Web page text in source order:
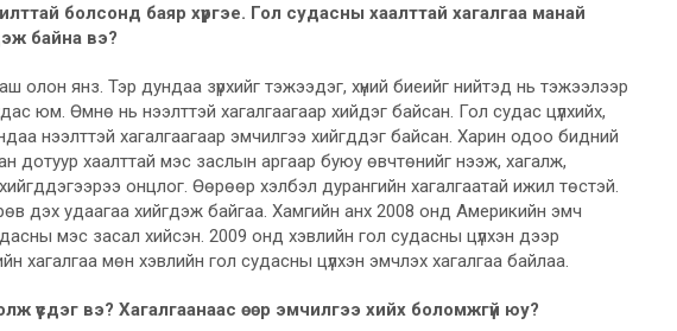
болсонд баяр хүргэе. Гол судасны хаалттай хагалгаа манай
байна вэ?
олон янз. Тэр дундаа зүрхийг тэжээдэг, хүний биеийг нийтэд нь тэжээлээр
юм. Өмнө нь нээлттэй хагалгаагаар хийдэг байсан. Гол судас цүлхийх,
нээлттэй хагалгаагаар эмчилгээ хийгддэг байсан. Харин одоо бидний
дотуур хаалттай мэс заслын аргаар буюу өвчтөнийг нээж, хагалж,
онцлог. Өөрөөр хэлбэл дурангийн хагалгаатай ижил төстэй.
дэх удаагаа хийгдэж байгаа. Хамгийн анх 2008 онд Америкийн эмч
мэс засал хийсэн. 2009 онд хэвлийн гол судасны цүлхэн дээр
хагалгаа мөн хэвлийн гол судасны цүлхэн эмчлэх хагалгаа байлаа.
үүсдэг вэ? Хагалгаанаас өөр эмчилгээ хийх боломжгүй юу?